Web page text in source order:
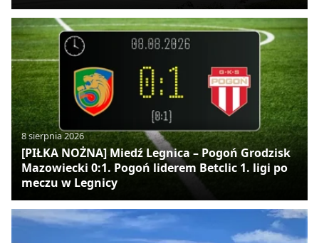
8 sierpnia 2026
[PIŁKA NOŻNA] Miedź Legnica – Pogoń Grodzisk
Mazowiecki 0:1. Pogoń liderem Betclic 1. ligi po
meczu w Legnicy